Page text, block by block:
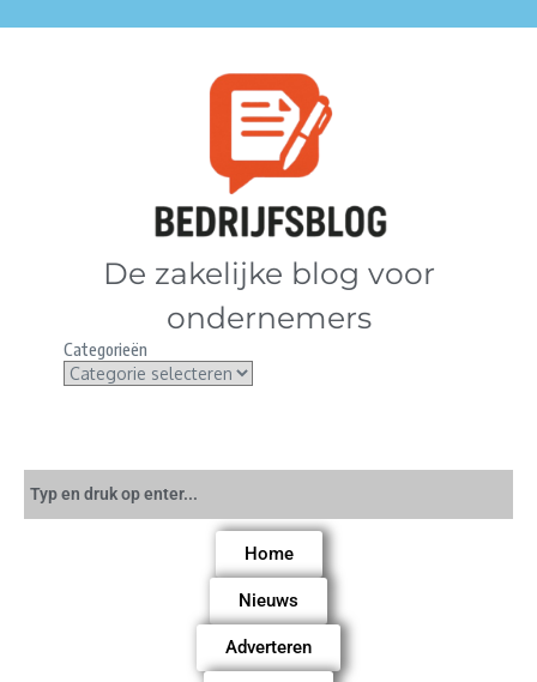
De zakelijke blog voor
ondernemers
Categorieën
Home
Nieuws
Adverteren